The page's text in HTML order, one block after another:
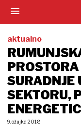
aktualno
SURADNJE
SEKTORU,
9. ožujka 2018.